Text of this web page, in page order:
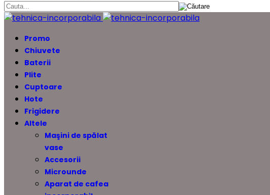
Promo
Chiuvete
Baterii
Plite
Cuptoare
Hote
Frigidere
Altele
Maşini de spălat
vase
Accesorii
Microunde
Aparat de cafea